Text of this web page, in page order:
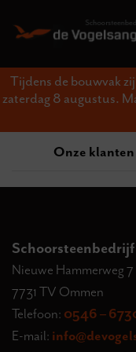
Tijdens de bouwvak
zaterdag 8 augustus.
Onze
Nieuwe Hammerweg 7
7731 TV Ommen
Telefoon: 0546 –
E-mail: